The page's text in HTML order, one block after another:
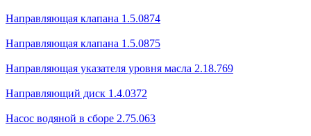
Направляющая клапана 1.5.0874
Направляющая клапана 1.5.0875
Направляющая указателя уровня масла 2.18.769
Направляющий диск 1.4.0372
Насос водяной в сборе 2.75.063